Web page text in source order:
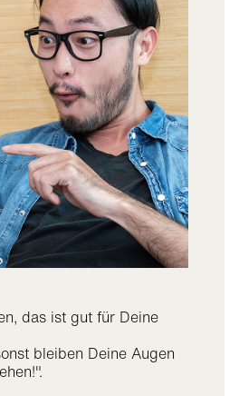
das ist gut für Deine
bleiben Deine Augen